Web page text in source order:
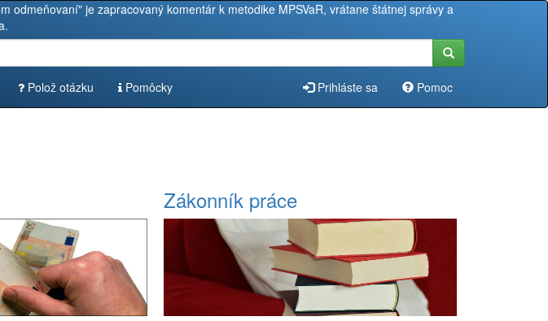
je zapracovaný komentár k metodike MPSVaR, vrátane štátnej správy a
Polož otázku Pomôcky Prihláste sa Pomoc
Zákonník práce